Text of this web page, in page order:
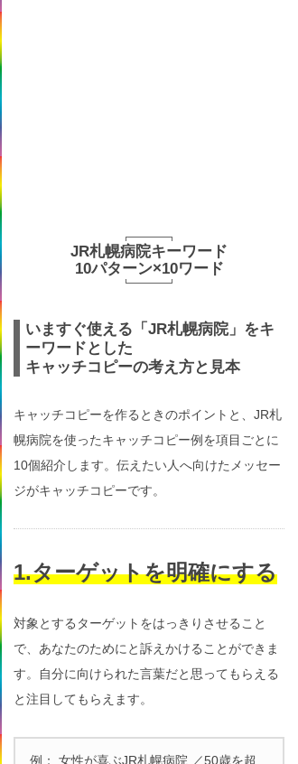
JR札幌病院キーワード
10パターン×10ワード
いますぐ使える「JR札幌病院」をキ
ーワードとした
キャッチコピーの考え方と見本
キャッチコピーを作るときのポイントと、JR札
幌病院を使ったキャッチコピー例を項目ごとに
10個紹介します。伝えたい人へ向けたメッセー
ジがキャッチコピーです。
1.ターゲットを明確にする
対象とするターゲットをはっきりさせること
で、あなたのためにと訴えかけることができま
す。自分に向けられた言葉だと思ってもらえる
と注目してもらえます。
例： 女性が喜ぶJR札幌病院 ／50歳を超